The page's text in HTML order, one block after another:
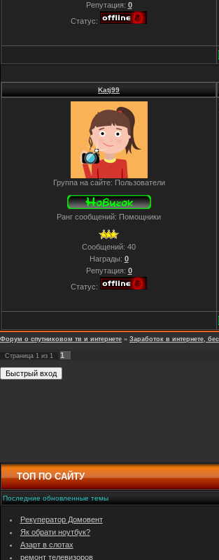
Репутация: 0
Статус:
Katj99
Группа на сайте: Пользователи
Ранг сообщений: Помощники
Сообщений: 40
Награды: 0
Репутация: 0
Статус:
Форум о спутниковом тв и интернете » Заработок в интернете,
Страница 1 из 1
1
ТОП ПО САЙТУ
Последние обновленные темы
Рекуператор Домовент
Як обрати ноутбук?
Азарт в слотах
ремонт телевизоров